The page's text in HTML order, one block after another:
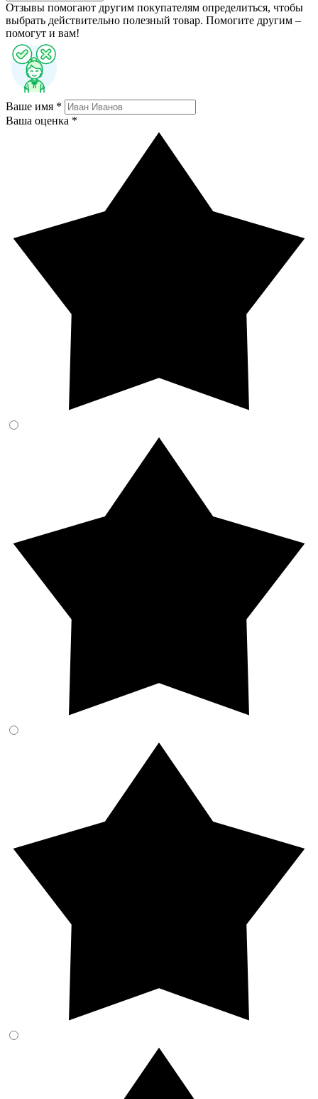
Отзывы помогают другим покупателям определиться, чтобы
выбрать действительно полезный товар. Помогите другим –
помогут и вам!
Ваше имя *
Ваша оценка *